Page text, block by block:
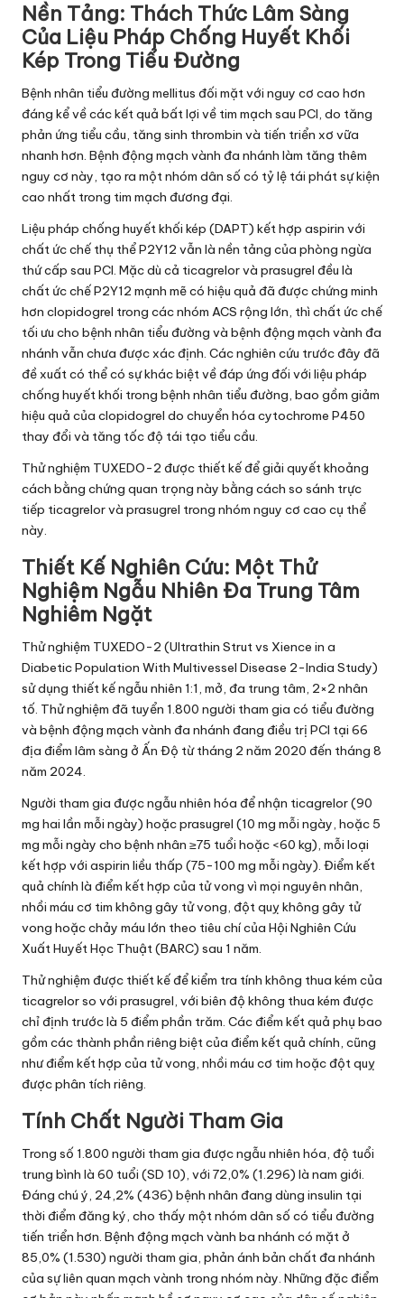
Nền Tảng: Thách Thức Lâm Sàng
Của Liệu Pháp Chống Huyết Khối
Kép Trong Tiểu Đường
Bệnh nhân tiểu đường mellitus đối mặt với nguy cơ cao hơn
đáng kể về các kết quả bất lợi về tim mạch sau PCI, do tăng
phản ứng tiểu cầu, tăng sinh thrombin và tiến triển xơ vữa
nhanh hơn. Bệnh động mạch vành đa nhánh làm tăng thêm
nguy cơ này, tạo ra một nhóm dân số có tỷ lệ tái phát sự kiện
cao nhất trong tim mạch đương đại.
Liệu pháp chống huyết khối kép (DAPT) kết hợp aspirin với
chất ức chế thụ thể P2Y12 vẫn là nền tảng của phòng ngừa
thứ cấp sau PCI. Mặc dù cả ticagrelor và prasugrel đều là
chất ức chế P2Y12 mạnh mẽ có hiệu quả đã được chứng minh
hơn clopidogrel trong các nhóm ACS rộng lớn, thì chất ức chế
tối ưu cho bệnh nhân tiểu đường và bệnh động mạch vành đa
nhánh vẫn chưa được xác định. Các nghiên cứu trước đây đã
đề xuất có thể có sự khác biệt về đáp ứng đối với liệu pháp
chống huyết khối trong bệnh nhân tiểu đường, bao gồm giảm
hiệu quả của clopidogrel do chuyển hóa cytochrome P450
thay đổi và tăng tốc độ tái tạo tiểu cầu.
Thử nghiệm TUXEDO-2 được thiết kế để giải quyết khoảng
cách bằng chứng quan trọng này bằng cách so sánh trực
tiếp ticagrelor và prasugrel trong nhóm nguy cơ cao cụ thể
này.
Thiết Kế Nghiên Cứu: Một Thử
Nghiệm Ngẫu Nhiên Đa Trung Tâm
Nghiêm Ngặt
Thử nghiệm TUXEDO-2 (Ultrathin Strut vs Xience in a
Diabetic Population With Multivessel Disease 2-India Study)
sử dụng thiết kế ngẫu nhiên 1:1, mở, đa trung tâm, 2×2 nhân
tố. Thử nghiệm đã tuyển 1.800 người tham gia có tiểu đường
và bệnh động mạch vành đa nhánh đang điều trị PCI tại 66
địa điểm lâm sàng ở Ấn Độ từ tháng 2 năm 2020 đến tháng 8
năm 2024.
Người tham gia được ngẫu nhiên hóa để nhận ticagrelor (90
mg hai lần mỗi ngày) hoặc prasugrel (10 mg mỗi ngày, hoặc 5
mg mỗi ngày cho bệnh nhân ≥75 tuổi hoặc <60 kg), mỗi loại
kết hợp với aspirin liều thấp (75-100 mg mỗi ngày). Điểm kết
quả chính là điểm kết hợp của tử vong vì mọi nguyên nhân,
nhồi máu cơ tim không gây tử vong, đột quỵ không gây tử
vong hoặc chảy máu lớn theo tiêu chí của Hội Nghiên Cứu
Xuất Huyết Học Thuật (BARC) sau 1 năm.
Thử nghiệm được thiết kế để kiểm tra tính không thua kém của
ticagrelor so với prasugrel, với biên độ không thua kém được
chỉ định trước là 5 điểm phần trăm. Các điểm kết quả phụ bao
gồm các thành phần riêng biệt của điểm kết quả chính, cũng
như điểm kết hợp của tử vong, nhồi máu cơ tim hoặc đột quỵ
được phân tích riêng.
Tính Chất Người Tham Gia
Trong số 1.800 người tham gia được ngẫu nhiên hóa, độ tuổi
trung bình là 60 tuổi (SD 10), với 72,0% (1.296) là nam giới.
Đáng chú ý, 24,2% (436) bệnh nhân đang dùng insulin tại
thời điểm đăng ký, cho thấy một nhóm dân số có tiểu đường
tiến triển hơn. Bệnh động mạch vành ba nhánh có mặt ở
85,0% (1.530) người tham gia, phản ánh bản chất đa nhánh
của sự liên quan mạch vành trong nhóm này. Những đặc điểm